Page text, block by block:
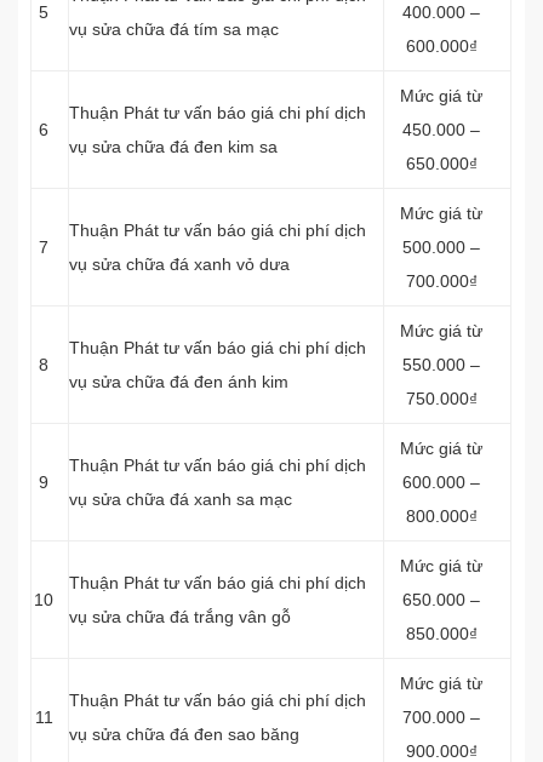
5
vụ sửa chữa đá tím sa mạc
400.000 –
600.000₫
6
Thuận Phát tư vấn báo giá chi phí dịch
vụ sửa chữa đá đen kim sa
Mức giá từ
450.000 –
650.000₫
7
Thuận Phát tư vấn báo giá chi phí dịch
vụ sửa chữa đá xanh vỏ dưa
Mức giá từ
500.000 –
700.000₫
8
Thuận Phát tư vấn báo giá chi phí dịch
vụ sửa chữa đá đen ánh kim
Mức giá từ
550.000 –
750.000₫
9
Thuận Phát tư vấn báo giá chi phí dịch
vụ sửa chữa đá xanh sa mạc
Mức giá từ
600.000 –
800.000₫
10
Thuận Phát tư vấn báo giá chi phí dịch
vụ sửa chữa đá trắng vân gỗ
Mức giá từ
650.000 –
850.000₫
11
Thuận Phát tư vấn báo giá chi phí dịch
vụ sửa chữa đá đen sao băng
Mức giá từ
700.000 –
900.000₫